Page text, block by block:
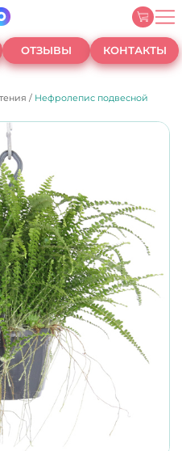
ОТЗЫВЫ КОНТАКТЫ
/ Нефролепис подвесной